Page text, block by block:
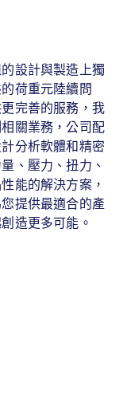
設計與製造上獨
荷重元陸續問
完善的服務，我
關業務，公司配
分析軟體和精密
、壓力、扭力、
能的解決方案，
提供最適合的產
造更多可能。